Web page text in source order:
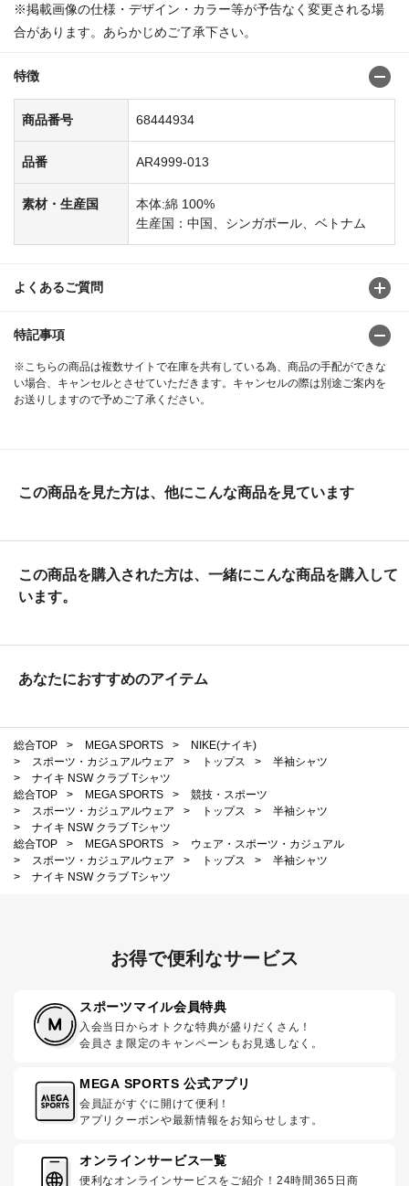
※掲載画像の仕様・デザイン・カラー等が予告なく変更される場
合があります。あらかじめご了承下さい。
特徴
商品番号 68444934
品番 AR4999-013
素材・生産国
本体:綿 100%
生産国：中国、シンガポール、ベトナム
よくあるご質問
特記事項
※こちらの商品は複数サイトで在庫を共有している為、商品の手配ができな
い場合、キャンセルとさせていただきます。キャンセルの際は別途ご案内を
お送りしますので予めご了承ください。
この商品を見た方は、他にこんな商品を見ています
この商品を購入された方は、一緒にこんな商品を購入して
います。
あなたにおすすめのアイテム
総合TOP > MEGA SPORTS >
NIKE(ナイキ)
>
スポーツ・カジュアルウェア > トップス >
半袖シャツ
>
ナイキ NSW クラブ Tシャツ
総合TOP
> MEGA SPORTS >
競技・スポーツ
>
スポーツ・カジュアルウェア > トップス >
半袖シャツ
>
ナイキ NSW クラブ Tシャツ
総合TOP
> MEGA SPORTS >
ウェア・スポーツ・カジュアル
>
スポーツ・カジュアルウェア > トップス >
半袖シャツ
>
ナイキ NSW クラブ Tシャツ
お得で便利なサービス
スポーツマイル会員特典
入会当日からオトクな特典が盛りだくさん！
会員さま限定のキャンペーンもお見逃しなく。
MEGA SPORTS 公式アプリ
会員証がすぐに開けて便利！
アプリクーポンや最新情報をお知らせします。
オンラインサービス一覧
便利なオンラインサービスをご紹介！24時間365日商